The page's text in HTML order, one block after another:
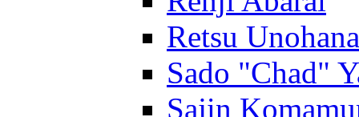
Retsu Unohana
Sado "Chad"
Sajin